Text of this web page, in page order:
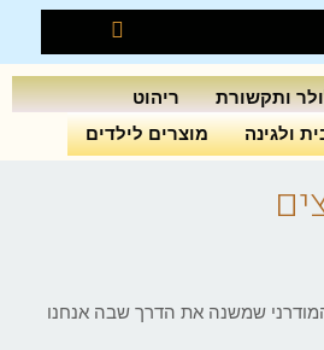
ותקשורת
ריהוט
ולגינה מוצרים לילדים
המודרני שמשנה את הדרך שבה אנחנו